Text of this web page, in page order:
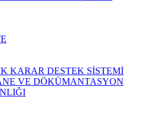
KARAR DESTEK SİSTEMİ
VE DÖKÜMANTASYON